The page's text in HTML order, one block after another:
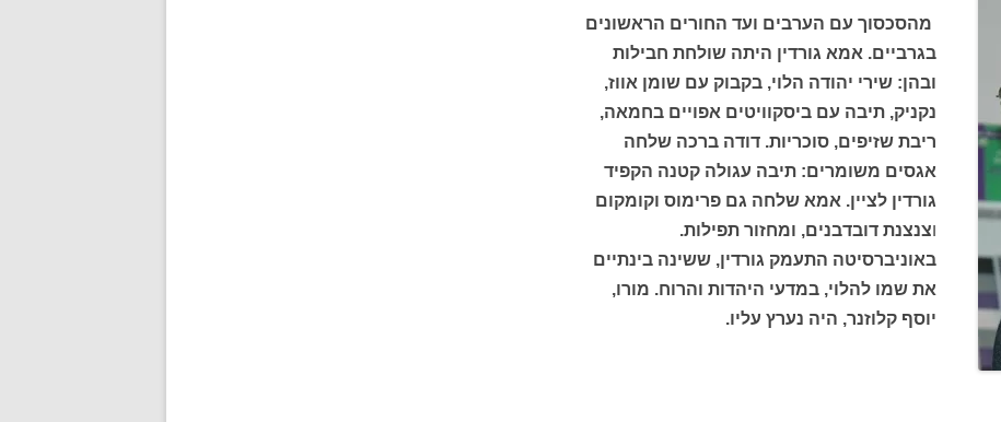
מהסכסוך עם הערבים ועד החורים הראשונים
בגרביים. אמא גורדין היתה שולחת חבילות
ובהן: שירי יהודה הלוי, בקבוק עם שומן אווז,
נקניק, תיבה עם ביסקוויטים אפויים בחמאה,
ריבת שזיפים, סוכריות. דודה ברכה שלחה
אגסים משומרים: תיבה עגולה קטנה הקפיד
גורדין לציין. אמא שלחה גם פרימוס וקומקום
וצנצנת דובדבנים, ומחזור תפילות.
באוניברסיטה התעמק גורדין, ששינה בינתיים
את שמו להלוי, במדעי היהדות והרוח. מורו,
יוסף קלוזנר, היה נערץ עליו.